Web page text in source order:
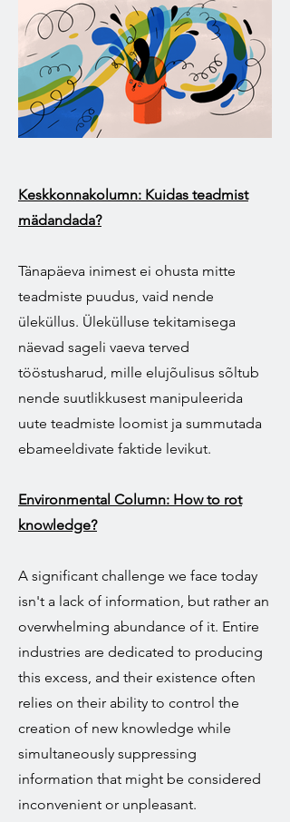
Keskkonnakolumn: Kuidas teadmist
mädandada?
Tänapäeva inimest ei ohusta mitte
teadmiste puudus, vaid nende
üleküllus. Ülekülluse tekitamisega
näevad sageli vaeva terved
tööstusharud, mille elujõulisus sõltub
nende suutlikkusest manipuleerida
uute teadmiste loomist ja summutada
ebameeldivate faktide levikut.
Environmental Column: How to rot
knowledge?
A significant challenge we face today
isn't a lack of information, but rather an
overwhelming abundance of it. Entire
industries are dedicated to producing
this excess, and their existence often
relies on their ability to control the
creation of new knowledge while
simultaneously suppressing
information that might be considered
inconvenient or unpleasant.